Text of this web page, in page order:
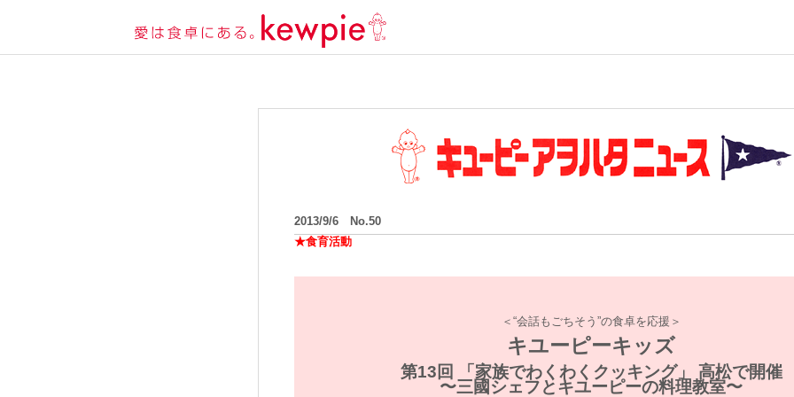
2013/9/6 No.50
★食育活動
＜“会話もごちそう”の食卓を応援＞
キユーピーキッズ
第13回 「家族でわくわくクッキング」 高松で開催
〜三國シェフとキユーピーの料理教室〜